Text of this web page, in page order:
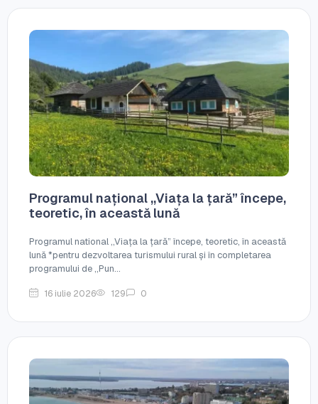
Programul național ,,Viața la țară” începe,
teoretic, în această lună
Programul national ,,Viața la țară” începe, teoretic, în această
lună *pentru dezvoltarea turismului rural și în completarea
programului de ,,Pun...
16 iulie 2026 129 0